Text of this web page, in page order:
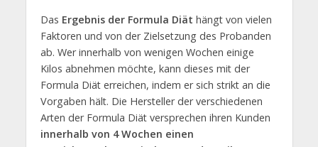
Das Ergebnis der Formula Diät hängt von vielen
Faktoren und von der Zielsetzung des Probanden
ab. Wer innerhalb von wenigen Wochen einige
Kilos abnehmen möchte, kann dieses mit der
Formula Diät erreichen, indem er sich strikt an die
Vorgaben hält. Die Hersteller der verschiedenen
Arten der Formula Diät versprechen ihren Kunden
innerhalb von 4 Wochen einen